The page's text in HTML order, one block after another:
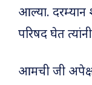
आल्या. दरम्यान
परिषद घेत
आमची जी